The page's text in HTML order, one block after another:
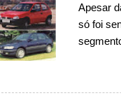
perda
Apesar
só foi
lançada